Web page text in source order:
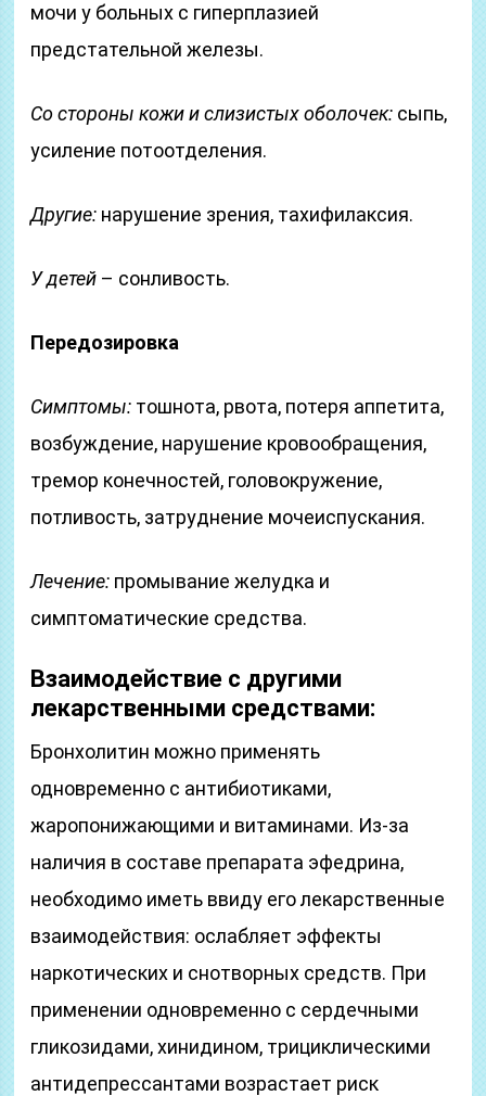
мочи у больных с гиперплазией
предстательной железы.
Со стороны кожи и слизистых оболочек: сыпь,
усиление потоотделения.
Другие: нарушение зрения, тахифилаксия.
У детей – сонливость.
Передозировка
Cимптомы: тошнота, рвота, потеря аппетита,
возбуждение, нарушение кровообращения,
тремор конечностей, головокружение,
потливость, затруднение мочеиспускания.
Лечение: промывание желудка и
симптоматические средства.
Взаимодействие с другими
лекарственными средствами:
Бронхолитин можно применять
одновременно с антибиотиками,
жаропонижающими и витаминами. Из-за
наличия в составе препарата эфедрина,
необходимо иметь ввиду его лекарственные
взаимодействия: ослабляет эффекты
наркотических и снотворных средств. При
применении одновременно с сердечными
гликозидами, хинидином, трициклическими
антидепрессантами возрастает риск